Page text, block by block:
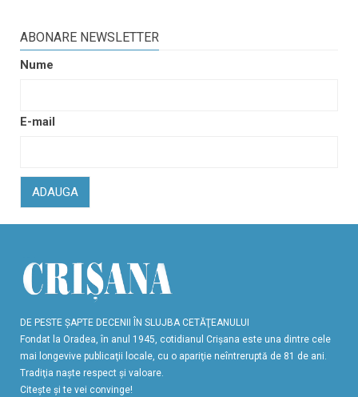
ABONARE NEWSLETTER
Nume
E-mail
ADAUGA
DE PESTE ŞAPTE DECENII ÎN SLUJBA CETĂŢEANULUI
Fondat la Oradea, în anul 1945, cotidianul Crişana este una dintre cele
mai longevive publicaţii locale, cu o apariţie neîntreruptă de 81 de ani.
Tradiţia naşte respect şi valoare.
Citeşte şi te vei convinge!